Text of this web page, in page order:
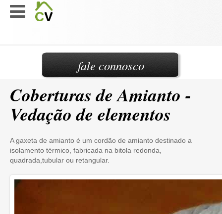
Coberturas de Amianto -
Vedação de elementos
A gaxeta de amianto é um cordão de amianto destinado a
isolamento térmico, fabricada na bitola redonda,
quadrada,tubular ou retangular.
fale connosco